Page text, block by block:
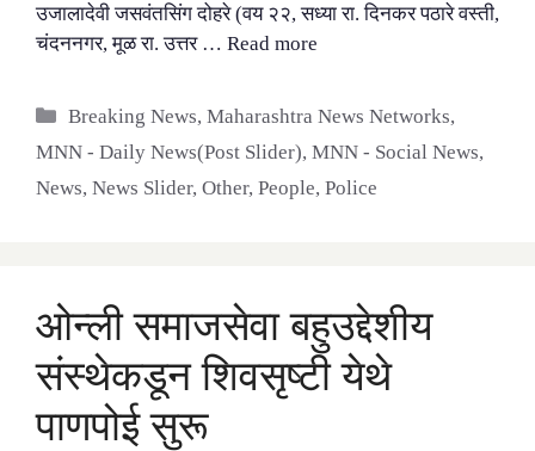
उजालादेवी जसवंतसिंग दोहरे (वय २२, सध्या रा. दिनकर पठारे वस्ती,
चंदननगर, मूळ रा. उत्तर … Read more
Categories
Breaking News,Maharashtra News Networks,
MNN - Daily News(Post Slider), MNN - Social News,
News, News Slider, Other, People, Police
ओन्ली समाजसेवा बहुउद्देशीय
संस्थेकडून शिवसृष्टी येथे
पाणपोई सुरू